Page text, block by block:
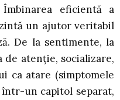
eficientă a
un ajutor veritabil
De la sentimente, la
atenție, socializare,
ca atare (simptomele
un capitol separat,